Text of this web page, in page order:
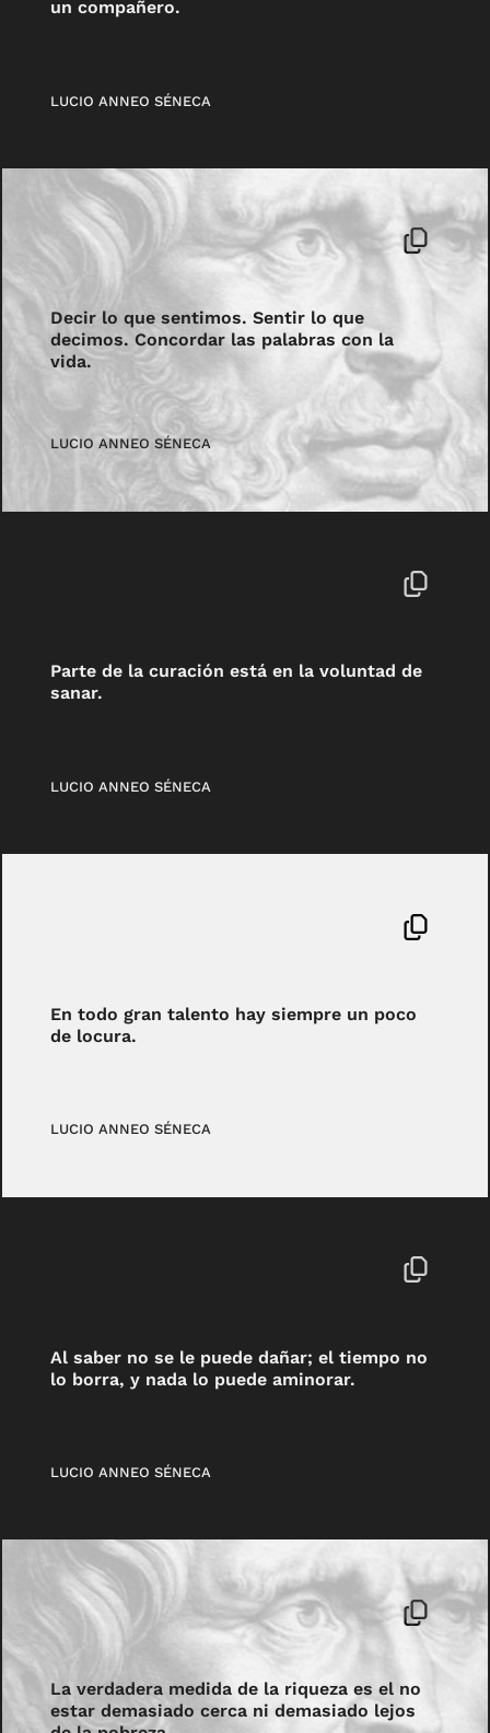
un compañero.
LUCIO ANNEO SÉNECA
Decir lo que sentimos. Sentir lo que
decimos. Concordar las palabras con la
vida.
LUCIO ANNEO SÉNECA
Parte de la curación está en la voluntad de
sanar.
LUCIO ANNEO SÉNECA
En todo gran talento hay siempre un poco
de locura.
LUCIO ANNEO SÉNECA
Al saber no se le puede dañar; el tiempo no
lo borra, y nada lo puede aminorar.
LUCIO ANNEO SÉNECA
La verdadera medida de la riqueza es el no
estar demasiado cerca ni demasiado lejos